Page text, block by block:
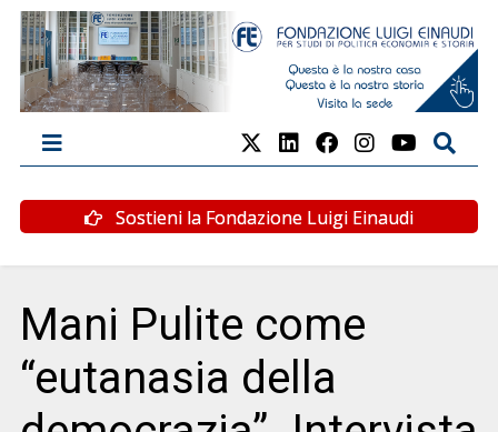
Sostieni la Fondazione Luigi Einaudi
Mani Pulite come
“eutanasia della